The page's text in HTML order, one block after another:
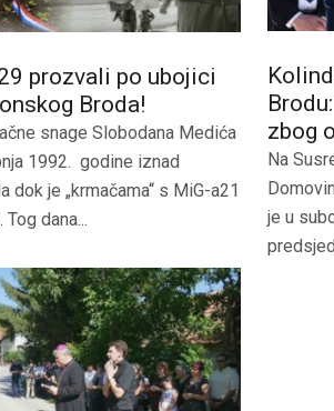
zbog
Na
je u
prozvali po ubojici
Broda!
snage Slobodana Medića
1992. godine iznad
dok je „krmačama“ s MiG-a21
dana...